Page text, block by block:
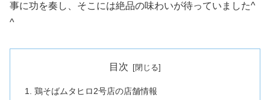
事に功を奏し、そこには絶品の味わいが待っていました^
^
目次
鶏そばムタヒロ2号店の店舗情報